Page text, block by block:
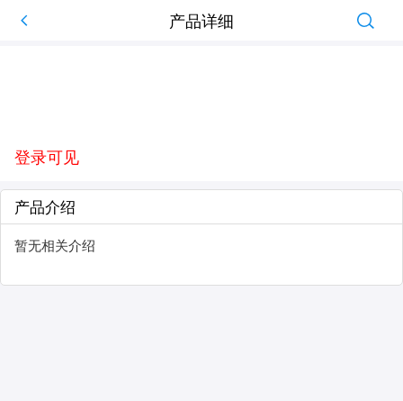
产品详细
登录可见
产品介绍
暂无相关介绍